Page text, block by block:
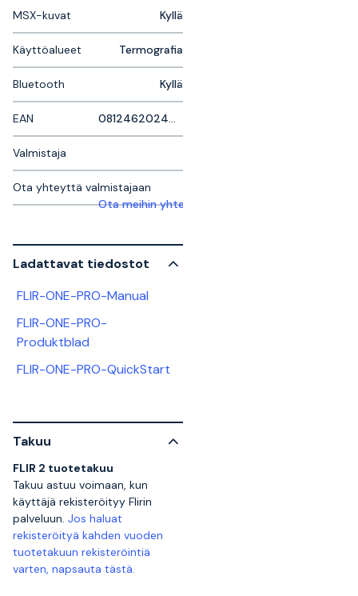
MSX-kuvat Kyllä
Käyttöalueet Termografia
Bluetooth Kyllä
EAN
Valmistaja
Ota yhteyttä valmistajaan
Ota meihin yhteyttä saadaksesi lisätietoja
Ladattavat tiedostot
FLIR-ONE-PRO-Manual
FLIR-ONE-PRO-
Produktblad
FLIR-ONE-PRO-QuickStart
Takuu
FLIR 2 tuotetakuu
Takuu astuu voimaan, kun
käyttäjä rekisteröityy Flirin
palveluun. Jos haluat
rekisteröityä kahden vuoden
tuotetakuun rekisteröintiä
varten, napsauta tästä.